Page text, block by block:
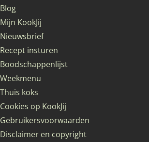
Blog
Mijn KookJij
Nieuwsbrief
Recept insturen
Boodschappenlijst
Weekmenu
Thuis koks
Cookies op KookJij
Gebruikersvoorwaarden
Disclaimer en copyright